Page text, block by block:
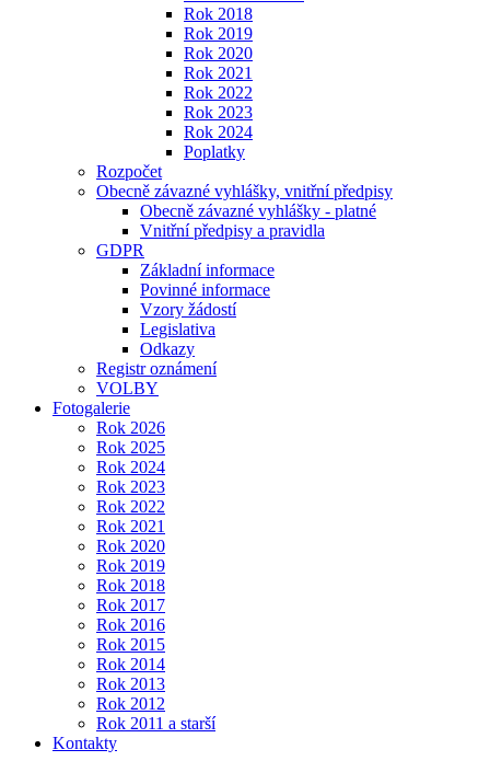
Rok 2018
Rok 2019
Rok 2020
Rok 2021
Rok 2022
Rok 2023
Rok 2024
Poplatky
Rozpočet
Obecně závazné vyhlášky, vnitřní předpisy
Obecně závazné vyhlášky - platné
Vnitřní předpisy a pravidla
GDPR
Základní informace
Povinné informace
Vzory žádostí
Legislativa
Odkazy
Registr oznámení
VOLBY
Fotogalerie
Rok 2026
Rok 2025
Rok 2024
Rok 2023
Rok 2022
Rok 2021
Rok 2020
Rok 2019
Rok 2018
Rok 2017
Rok 2016
Rok 2015
Rok 2014
Rok 2013
Rok 2012
Rok 2011 a starší
Kontakty